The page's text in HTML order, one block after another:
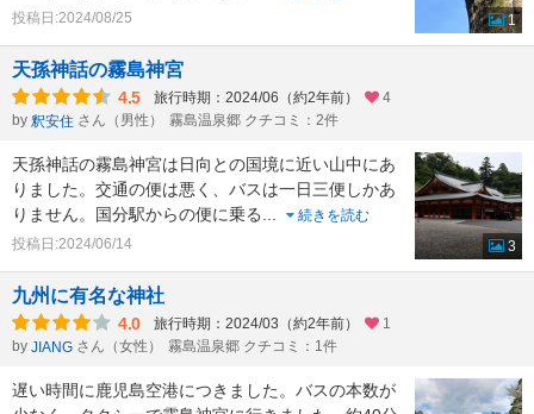
投稿日:2024/08/25
1
天孫神話の霧島神宮
4.5 旅行時期：2024/06（約2年前）
4
by 釈安住 さん（男性） 霧島温泉郷 クチコミ：2件
天孫神話の霧島神宮は日向との国境に近い山中にあ
りました。交通の便は悪く、バスは一日三便しかあ
りません。国分駅からの便に乗る
続きを読む
投稿日:2024/06/14
3
九州に有名な神社
4.0 旅行時期：2024/03（約2年前）
1
by JIANG さん（女性） 霧島温泉郷 クチコミ：1件
遅い時間に鹿児島空港につきました。バスの本数が